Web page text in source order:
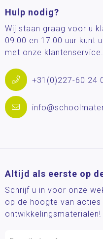
Hulp nodig?
Wij staan graag voor u
09:00 en 17:00 uur kunt
met onze klantenservice.
+31(0)227-60 24
Altijd als eerste op
Schrijf u in voor onze
op de hoogte van acties
ontwikkelingsmaterialen!